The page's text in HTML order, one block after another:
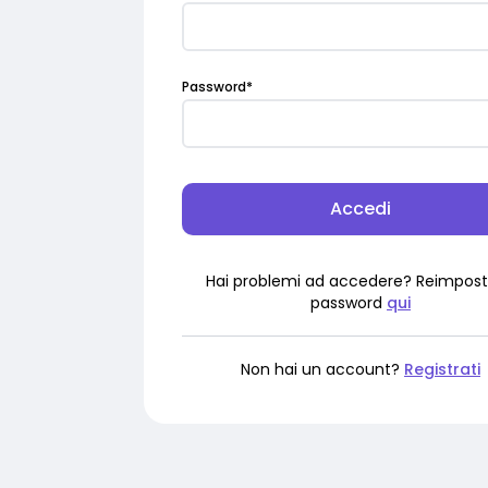
Password*
Accedi
Hai problemi ad accedere?
password qui
Non hai un account? Registrati